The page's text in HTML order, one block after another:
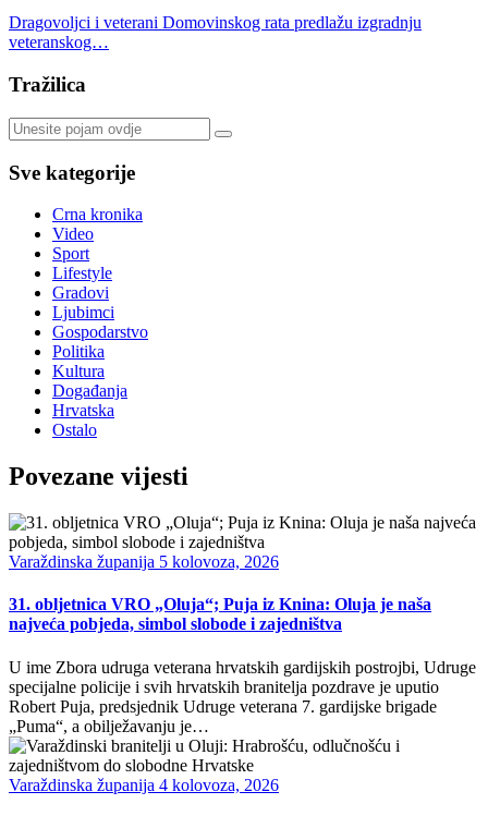
Dragovoljci i veterani Domovinskog rata predlažu izgradnju
veteranskog…
Tražilica
Sve kategorije
Crna kronika
Video
Sport
Lifestyle
Gradovi
Ljubimci
Gospodarstvo
Politika
Kultura
Događanja
Hrvatska
Ostalo
Povezane vijesti
Varaždinska županija 5 kolovoza, 2026
31. obljetnica VRO „Oluja“; Puja iz Knina: Oluja je naša
najveća pobjeda, simbol slobode i zajedništva
U ime Zbora udruga veterana hrvatskih gardijskih postrojbi, Udruge
specijalne policije i svih hrvatskih branitelja pozdrave je uputio
Robert Puja, predsjednik Udruge veterana 7. gardijske brigade
„Puma“, a obilježavanju je…
Varaždinska županija 4 kolovoza, 2026